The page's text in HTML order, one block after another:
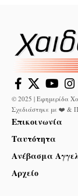
© 2025 | Εφημερίδα
Σχεδιάστηκε με ❤️ &
Επικοινωνία
Ταυτότητα
Ανέβασμα
Αρχείο